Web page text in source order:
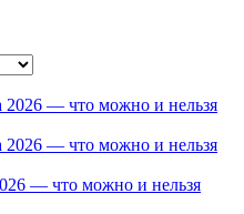
2026 — что можно и нельзя
2026 — что можно и нельзя
— что можно и нельзя